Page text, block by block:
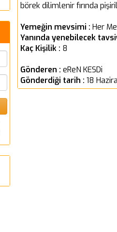
börek dilimlenir fırında
Yemeğin mevsimi : Her
Yanında yenebilecek
Kaç Kişilik : 8
Gönderen : eReN KESDi
Gönderdiği tarih : 18